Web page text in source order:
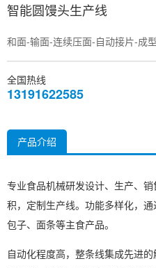
智能圆馒头生产线
和面-输面-连续压面-自动接片-成
全国热线
13191622585
产品介绍
专业食品机械研发设计、生产、
积，定制生产线。功能多样化，通
包子、面条等主食产品。
自动化程度高，整条线集成先进